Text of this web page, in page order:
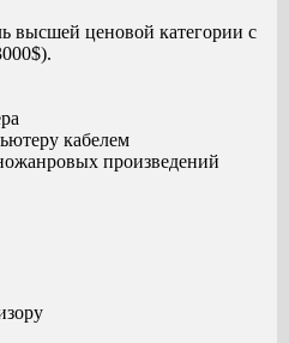
высшей ценовой категории с
кабелем
произведений